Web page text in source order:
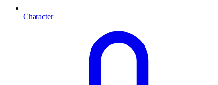
Character